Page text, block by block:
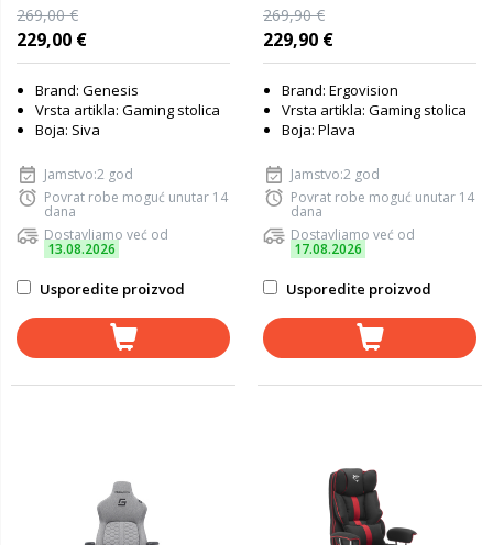
269,00 €
229,00 €
Brand: Genesis
Vrsta artikla: Gaming stolica
Boja: Siva
Jamstvo:2 god
Povrat robe moguć unutar 14
dana
Dostavljamo već od
13.08.2026
Usporedite proizvod
269,90 €
229,90 €
Brand: Ergovision
Vrsta artikla: Gaming stolica
Boja: Plava
Jamstvo:2 god
Povrat robe moguć unutar 14
dana
Dostavljamo već od
17.08.2026
Usporedite proizvod